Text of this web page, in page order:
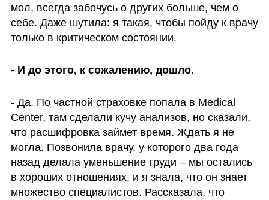
мол, всегда забочусь о других больше, чем о
себе. Даже шутила: я такая, чтобы пойду к врачу
только в критическом состоянии.
- И до этого, к сожалению, дошло.
- Да. По частной страховке попала в Medical
Center, там сделали кучу анализов, но сказали,
что расшифровка займет время. Ждать я не
могла. Позвонила врачу, у которого два года
назад делала уменьшение груди – мы остались
в хороших отношениях, и я знала, что он знает
множество специалистов. Рассказала, что